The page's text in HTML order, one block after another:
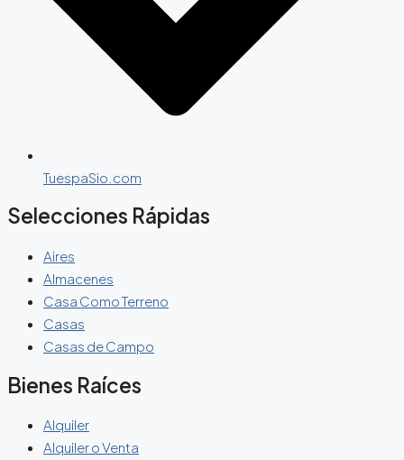
TuespaSio.com
Selecciones Rápidas
Aires
Almacenes
Casa Como Terreno
Casas
Casas de Campo
Bienes Raíces
Alquiler
Alquiler o Venta